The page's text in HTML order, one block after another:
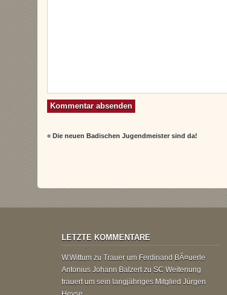
«Die neuen Badischen Jugendmeister sind da!
LETZTE KOMMENTARE
W.Wittum zu Trauer um Ferdinand BÃ¤uerle
Antonius Johann Balzertzu SC Weitenung
trauert um sein langjähriges Mitglied Jürgen